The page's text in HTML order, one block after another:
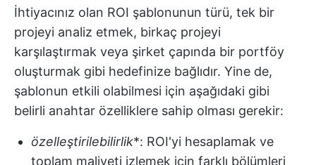
İhtiyacınız olan ROI şablonunun türü, tek bir
projeyi analiz etmek, birkaç projeyi
karşılaştırmak veya şirket çapında bir portföy
oluşturmak gibi hedefinize bağlıdır. Yine de,
şablonun etkili olabilmesi için aşağıdaki gibi
belirli anahtar özelliklere sahip olması gerekir:
özelleştirilebilirlik*: ROI'yi hesaplamak ve
toplam maliyeti izlemek için farklı bölümleri